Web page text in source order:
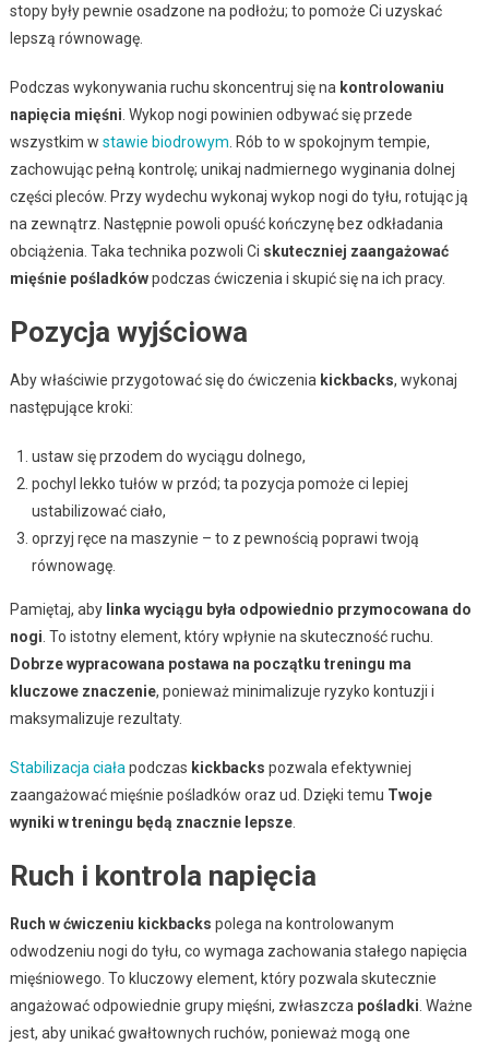
stopy były pewnie osadzone na podłożu; to pomoże Ci uzyskać
lepszą równowagę.
Podczas wykonywania ruchu skoncentruj się na kontrolowaniu
napięcia mięśni . Wykop nogi powinien odbywać się przede
wszystkim w stawie biodrowym . Rób to w spokojnym tempie,
zachowując pełną kontrolę; unikaj nadmiernego wyginania dolnej
części pleców. Przy wydechu wykonaj wykop nogi do tyłu, rotując ją
na zewnątrz. Następnie powoli opuść kończynę bez odkładania
obciążenia. Taka technika pozwoli Ci skuteczniej zaangażować
mięśnie pośladkówpodczas ćwiczenia i skupić się na ich pracy.
Pozycja wyjściowa
Aby właściwie przygotować się do ćwiczenia kickbacks, wykonaj
następujące kroki:
ustaw się przodem do wyciągu dolnego,
pochyl lekko tułów w przód; ta pozycja pomoże ci lepiej
ustabilizować ciało,
oprzyj ręce na maszynie – to z pewnością poprawi twoją
równowagę.
Pamiętaj, aby linka wyciągu była odpowiednio przymocowana do
nogi . To istotny element, który wpłynie na skuteczność ruchu.
Dobrze wypracowana postawa na początku treningu ma
kluczowe znaczenie, ponieważ minimalizuje ryzyko kontuzji i
maksymalizuje rezultaty.
Stabilizacja ciała podczas kickbacks pozwala efektywniej
zaangażować mięśnie pośladków oraz ud. Dzięki temu Twoje
wyniki w treningu będą znacznie lepsze.
Ruch i kontrola napięcia
Ruch w ćwiczeniu kickbacks polega na kontrolowanym
odwodzeniu nogi do tyłu, co wymaga zachowania stałego napięcia
mięśniowego. To kluczowy element, który pozwala skutecznie
angażować odpowiednie grupy mięśni, zwłaszcza pośladki . Ważne
jest, aby unikać gwałtownych ruchów, ponieważ mogą one